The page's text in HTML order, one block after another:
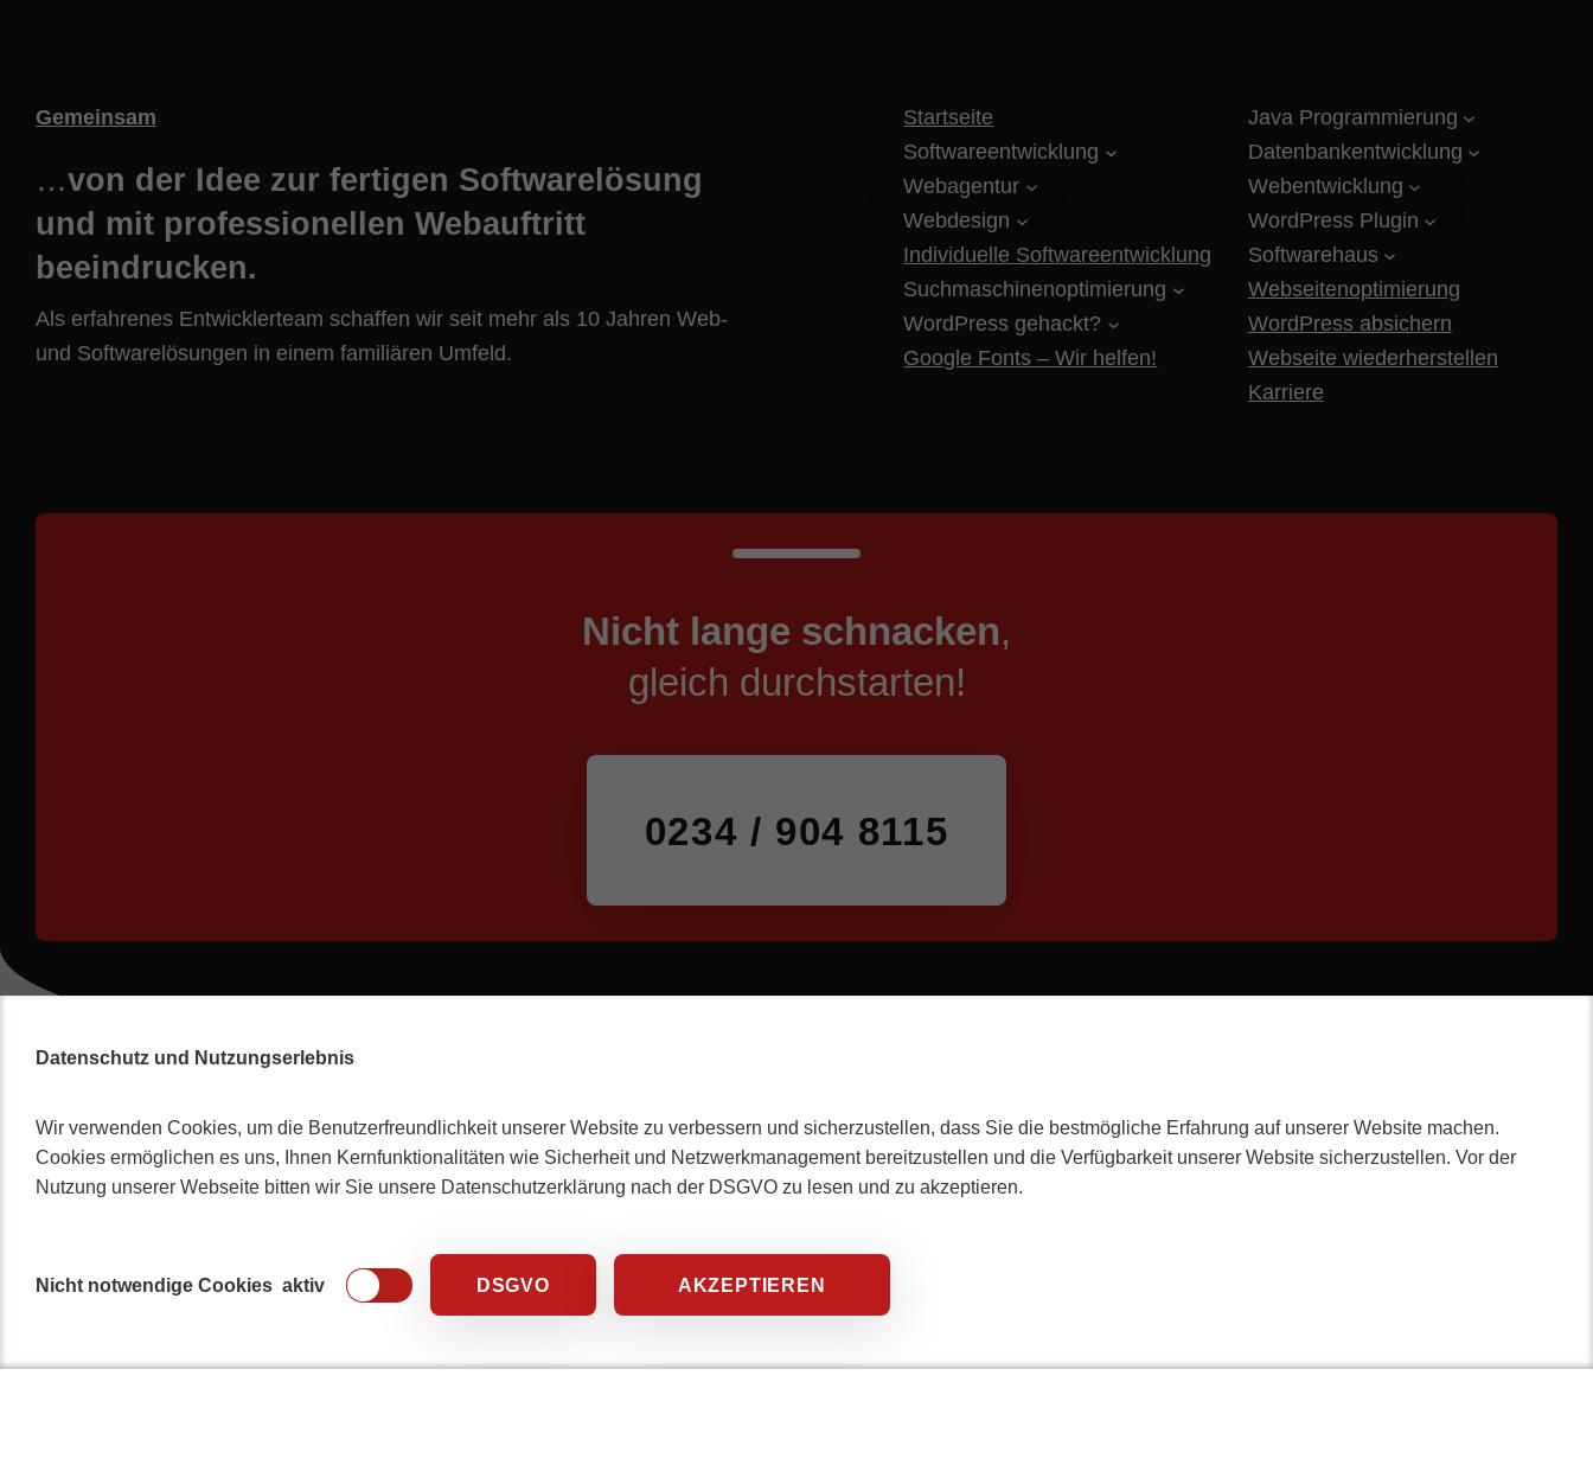
Datenschutz und Nutzungserlebnis
Wir verwenden Cookies, um die Benutzerfreundlichkeit unserer Website zu verbessern und sicherzustellen, dass Sie die bestmögliche Erfahrung auf unserer Website machen.
Cookies ermöglichen es uns, Ihnen Kernfunktionalitäten wie Sicherheit und Netzwerkmanagement bereitzustellen und die Verfügbarkeit unserer Website sicherzustellen. Vor der
Nutzung unserer Webseite bitten wir Sie unsere Datenschutzerklärung nach der DSGVO zu lesen und zu akzeptieren.
Nicht notwendige Cookies aktiv DSGVO AKZEPTIEREN
Gemeinsam
…von der Idee zur fertigen Softwarelösung
und mit professionellen Webauftritt
beeindrucken.
Als erfahrenes Entwicklerteam schaffen wir seit mehr als 10 Jahren Web-
und Softwarelösungen in einem familiären Umfeld.
Startseite
Softwareentwicklung
Webagentur
Webdesign
Individuelle Softwareentwicklung
Suchmaschinenoptimierung
WordPress gehackt?
Google Fonts – Wir helfen!
Java Programmierung
Datenbankentwicklung
Webentwicklung
WordPress Plugin
Softwarehaus
Webseitenoptimierung
WordPress absichern
Webseite wiederherstellen
Karriere
Nicht lange schnacken,
gleich durchstarten!
0234 / 904 8115